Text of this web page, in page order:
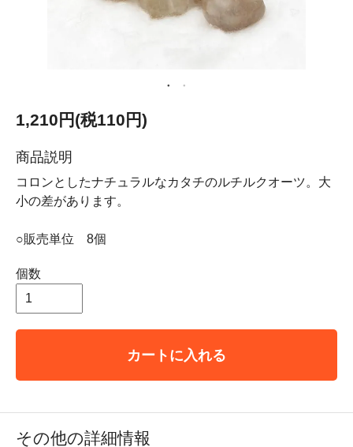
1,210円(税110円)
商品説明
コロンとしたナチュラルなカタチのルチルクオーツ。大
小の差があります。
○販売単位 8個
個数
カートに入れる
その他の詳細情報